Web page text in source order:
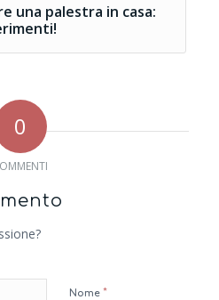
una palestra in casa:
0
Nome *